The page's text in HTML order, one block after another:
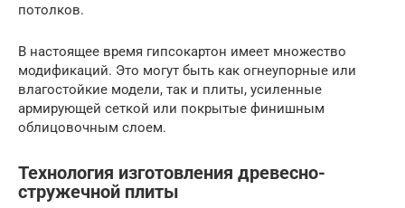
потолков.
В настоящее время гипсокартон имеет множество
модификаций. Это могут быть как огнеупорные или
влагостойкие модели, так и плиты, усиленные
армирующей сеткой или покрытые финишным
облицовочным слоем.
Технология изготовления древесно-
стружечной плиты